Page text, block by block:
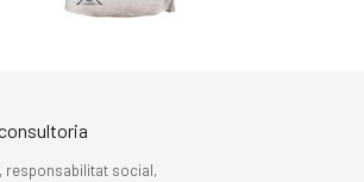
responsabilitat social,